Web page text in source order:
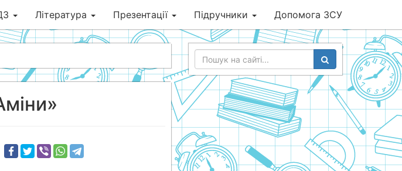
Література Презентації Підручники Допомога ЗСУ